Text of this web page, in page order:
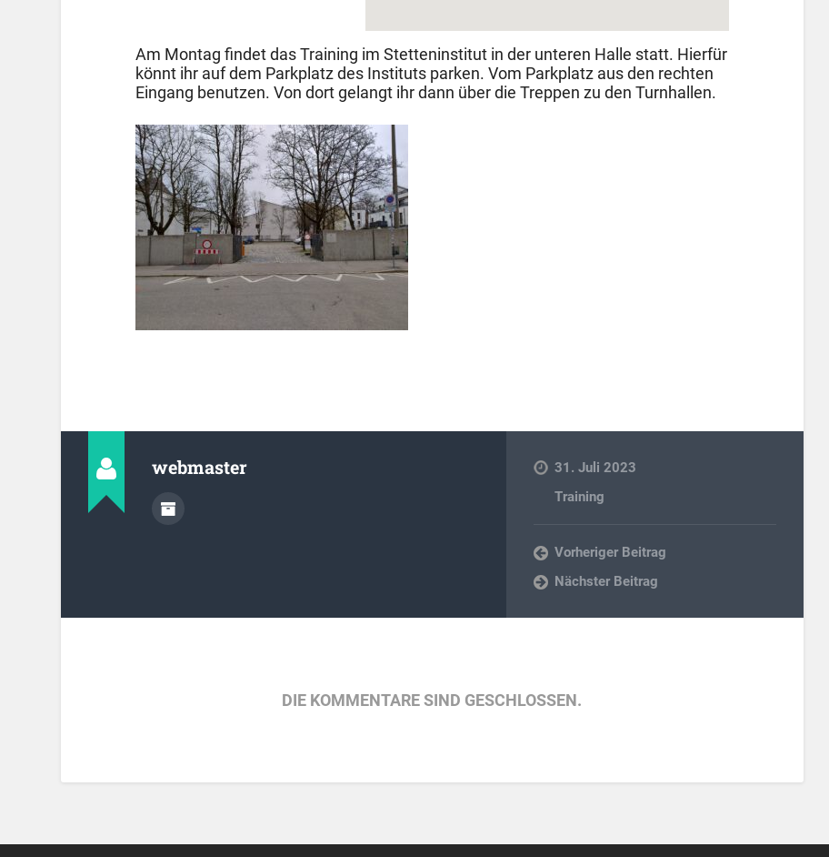
Am Montag findet das Training im Stetteninstitut in der unteren Halle statt. Hierfür
könnt ihr auf dem Parkplatz des Instituts parken. Vom Parkplatz aus den rechten
Eingang benutzen. Von dort gelangt ihr dann über die Treppen zu den Turnhallen.
webmaster
31. Juli 2023
Training
Vorheriger Beitrag
Nächster Beitrag
DIE KOMMENTARE SIND GESCHLOSSEN.